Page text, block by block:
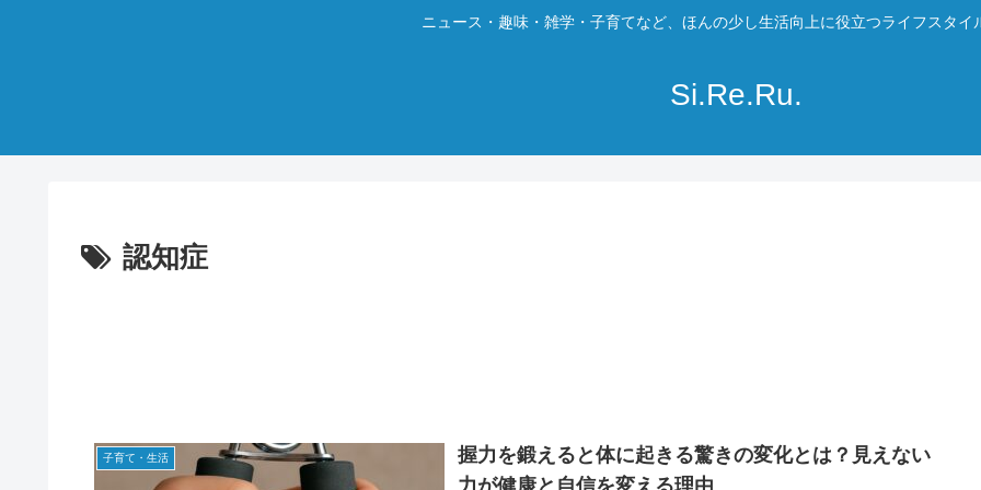
ニュース・趣味・雑学・子育てなど、ほんの少し生活向上に役立つライフスタイ
Si.Re.Ru.
認知症
子育て・生活
握力を鍛えると体に起きる驚きの変化とは？見えない